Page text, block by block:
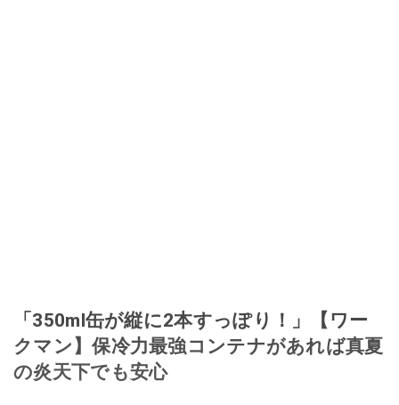
「350ml缶が縦に2本すっぽり！」【ワー
クマン】保冷力最強コンテナがあれば真夏
の炎天下でも安心